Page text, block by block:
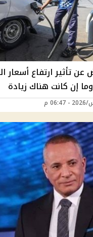
تأثير ارتفاع أسعار
إن كانت هناك زيادة